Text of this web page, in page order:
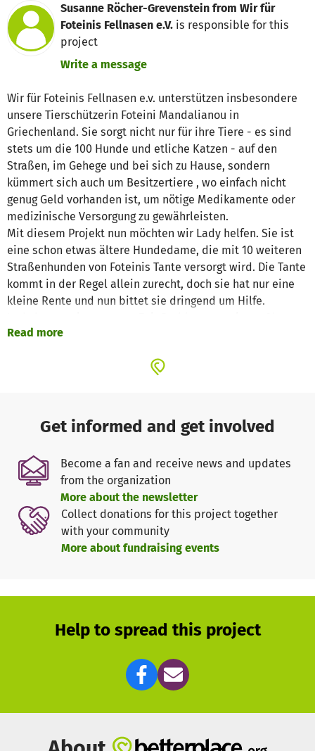
Susanne Röcher-Grevenstein from Wir für
Foteinis Fellnasen e.V. is responsible for this
project
Write a message
Wir für Foteinis Fellnasen e.v. unterstützen insbesondere
unsere Tierschützerin Foteini Mandalianou in
Griechenland. Sie sorgt nicht nur für ihre Tiere - es sind
stets um die 100 Hunde und etliche Katzen - auf den
Straßen, im Gehege und bei sich zu Hause, sondern
kümmert sich auch um Besitzertiere , wo einfach nicht
genug Geld vorhanden ist, um nötige Medikamente oder
medizinische Versorgung zu gewährleisten.
Mit diesem Projekt nun möchten wir Lady helfen. Sie ist
eine schon etwas ältere Hundedame, die mit 10 weiteren
Straßenhunden von Foteinis Tante versorgt wird. Die Tante
kommt in der Regel allein zurecht, doch sie hat nur eine
kleine Rente und nun bittet sie dringend um Hilfe.
bei einem Tierarztbesuch wurde nicht wirklich gründlich
voll mit Blut und sichtlich großen Schmerzen. Foteini fuhr
Bluttest gemacht, um Mittelmeerkrankheiten
auszuschließen. Dabei wurde u.a. eine schwere
Thrombose diagnostiziert, es wurde eine Therapie
begonnen, doch konnte der Tierarzt keine gute Prognose
stellen, da die Erkrankung bereits länger bestand.
Dies hat sich nun bewahrheitet - Lady sprach nicht gut auf
die Therapie an und ihr musste nun ein Teil des Ohres
amputiert werden. Sie macht das ganz wunderbar, lässt
alle Behandlungen gut über sich ergehen und wird nun mit
sicherlich 300 Euro, die zusätzlich zu den laufenden
Kosten plötzlich im Raum stehen.
Wer hilft uns dabei, auch diese Kosten zu übernehmen
und aus Lady wieder eine zufriedene ältere Dame ohne
Read more
Get informed and get involved
Become a fan and receive news and updates
from the organization
More about the newsletter
Collect donations for this project together
with your community
More about fundraising events
Help to spread this project